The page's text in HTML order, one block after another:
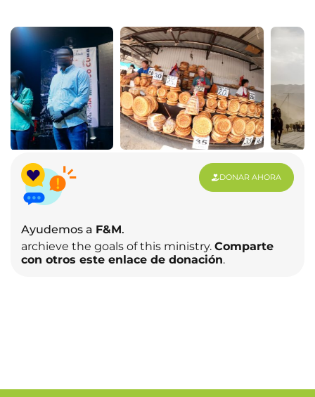
Ayudemos a F&M.
archieve the goals of this ministry. Comparte
con otros este enlace de donación.
DONAR AHORA